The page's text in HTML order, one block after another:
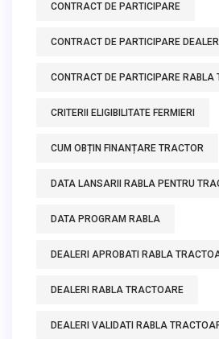
CONTRACT DE PARTICIPARE
CONTRACT DE PARTICIPARE DEALERI
CONTRACT DE PARTICIPARE RABLA
CRITERII ELIGIBILITATE FERMIERI
CUM OBȚIN FINANȚARE TRACTOR
DATA LANSARII RABLA PENTRU
DATA PROGRAM RABLA
DEALERI APROBATI RABLA
DEALERI RABLA TRACTOARE
DEALERI VALIDATI RABLA